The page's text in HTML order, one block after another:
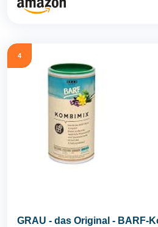
4
GRAU - das Original - BARF-